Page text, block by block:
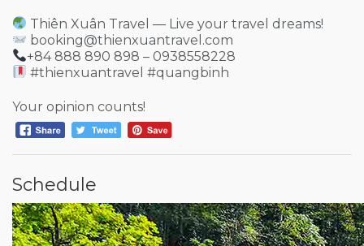
Thiên Xuân Travel — Live your travel dreams!
booking@thienxuantravel.com
+84 888 890 898 – 0938558228
#thienxuantravel #quangbinh
Your opinion counts!
Schedule